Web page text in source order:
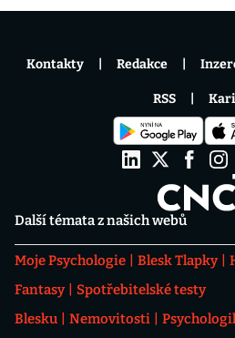
Další témata z našich webů
Moje Psychologie Blesk Tlapky
Fantasy
Spotřebitelské testy
Blesku
Nemovitosti
Kontakty Redakce
RSS